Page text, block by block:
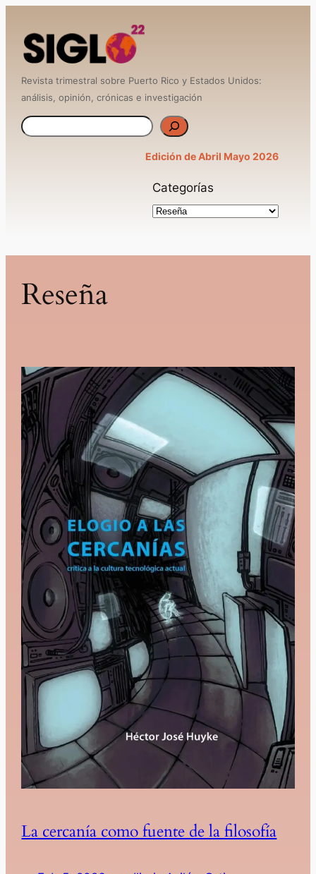
contenido
Revista trimestral sobre Puerto Rico y Estados Unidos:
análisis, opinión, crónicas e investigación
B
Edición de Abril Mayo 2026
Categorías
Reseña
La cercanía como fuente de la filosofía